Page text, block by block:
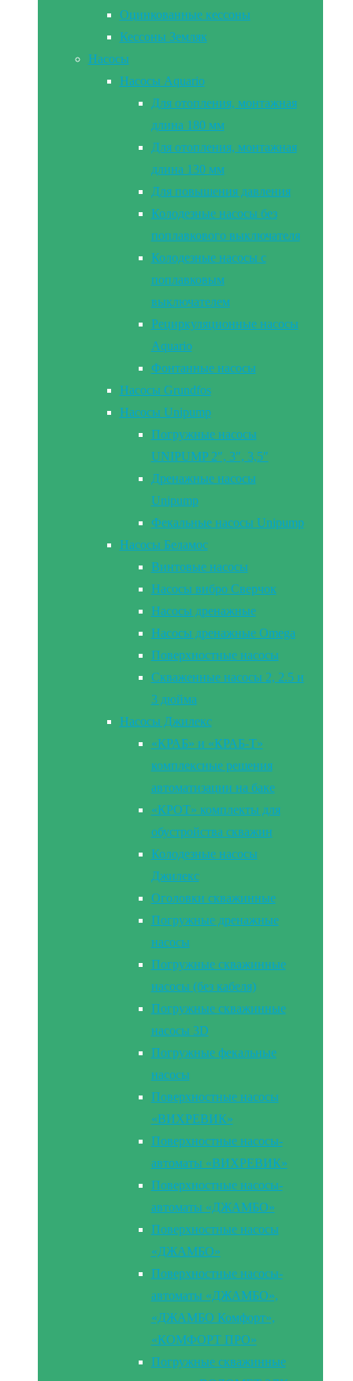
Оцинкованные кессоны
Кессоны Земляк
Насосы
Насосы Aquario
Для отопления, монтажная
длина 180 мм
Для отопления, монтажная
длина 130 мм
Для повышения давления
Колодезные насосы без
поплавкового выключателя
Колодезные насосы с
поплавковым
выключателем
Рециркуляционные насосы
Aquario
Фонтанные насосы
Насосы Grundfos
Насосы Unipump
Погружные насосы
UNIPUMP 2″, 3″, 3,5″
Дренажные насосы
Unipump
Фекальные насосы Unipump
Насосы Беламос
Винтовые насосы
Насосы вибро Сверчок
Насосы дренажные
Насосы дренажные Omega
Поверхностные насосы
Скваженные насосы 2, 2.5 и
3 дюйма
Насосы Джилекс
«КРАБ» и «КРАБ-Т»
комплексные решения
автоматизации на баке
«КРОТ» комплекты для
обустройства скважин
Колодезные насосы
Джилекс
Оголовки скважинные
Погружные дренажные
насосы
Погружные скважинные
насосы (без кабеля)
Погружные скважинные
насосы 3D
Погружные фекальные
насосы
Поверхностные насосы
«ВИХРЕВИК»
Поверхностные насосы-
автоматы «ВИХРЕВИК»
Поверхностные насосы-
автоматы «ДЖАМБО»
Поверхностные насосы
«ДЖАМБО»
Поверхностные насосы-
автоматы «ДЖАМБО»,
«ДЖАМБО Комфорт»,
«КОМФОРТ ПРО»
Погружные скважинные